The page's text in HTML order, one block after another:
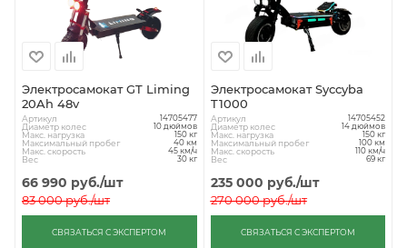
Электросамокат GT Liming
20Ah 48v
Артикул 14705477
Диаметр колес 10 дюймов
Макс. нагрузка 150 кг
Максимальный пробег 40 км
Макс. скорость 45 км/ч
Вес 30 кг
66 990 руб./шт
83 000руб./шт
СВЯЗАТЬСЯ С ЭКСПЕРТОМ
Электросамокат Syccyba
T1000
Артикул 14705452
Диаметр колес 14 дюймов
Макс. нагрузка 150 кг
Максимальный пробег 100 км
Макс. скорость 110 км/ч
Вес 69 кг
235 000 руб./шт
270 000руб./шт
СВЯЗАТЬСЯ С ЭКСПЕРТОМ